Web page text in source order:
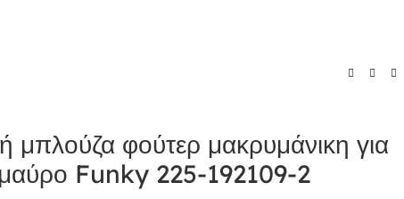
μπλούζα φούτερ μακρυμάνικη για
Funky 225-192109-2